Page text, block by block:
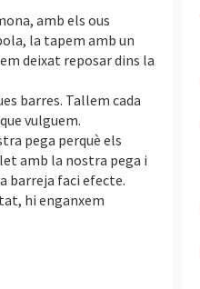
amb els ous
la tapem amb un
deixat reposar dins la
barres. Tallem cada
vulguem.
pega perquè els
amb la nostra pega i
barreja faci efecte.
hi enganxem